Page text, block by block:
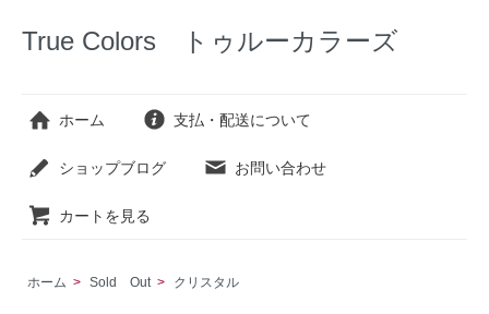
True Colors トゥルーカラーズ
ホーム 支払・配送について
ショップブログ お問い合わせ
カートを見る
ホーム > Sold Out > クリスタル